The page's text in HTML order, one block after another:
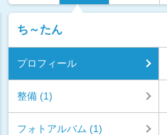
ち～たん
プロフィール
整備 (1)
フォトアルバム (1)